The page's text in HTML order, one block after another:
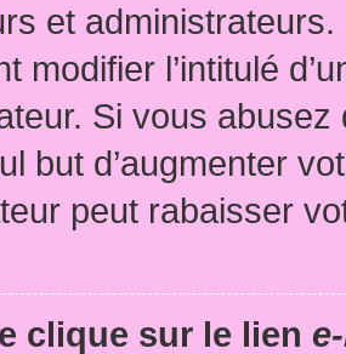
et
modifier l’intitulé
Si vous
but d’augmenter
peut rabaisser
clique sur le lien